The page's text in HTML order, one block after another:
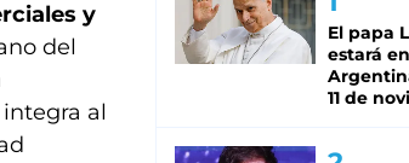
y
del
al
El papa
estará
11 de